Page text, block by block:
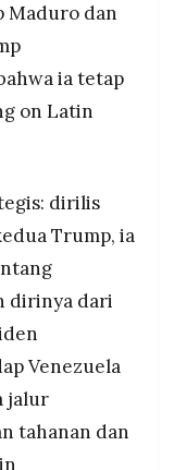
Maduro dan
ia tetap
on Latin
dirilis
Trump, ia
dirinya dari
Venezuela
jalur
tahanan dan